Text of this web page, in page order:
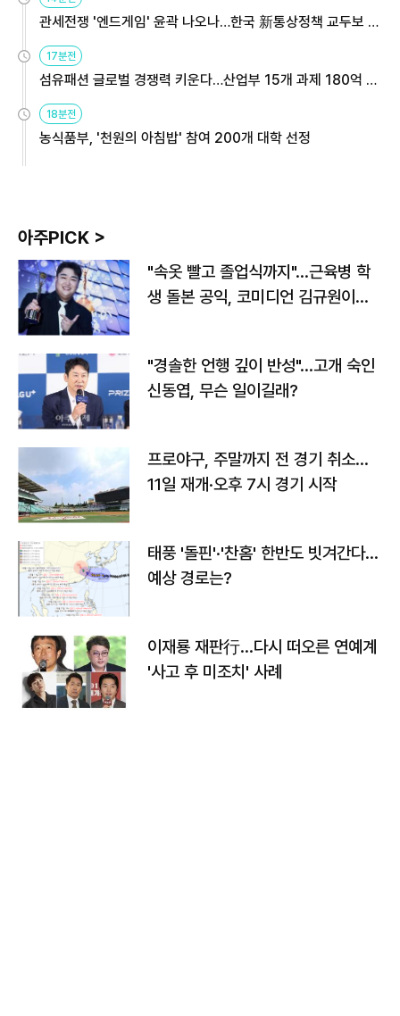
관세전쟁 '엔드게임' 윤곽 나오나…한국 新통상정책 교두보 활
17분전
섬유패션 글로벌 경쟁력 키운다…산업부 15개 과제 180억 지
18분전
농식품부, '천원의 아침밥' 참여 200개 대학 선정
아주PICK >
"속옷 빨고 졸업식까지"…근육병 학
생 돌본 공익, 코미디언 김규원이었
"경솔한 언행 깊이 반성"…고개 숙인
신동엽, 무슨 일이길래?
프로야구, 주말까지 전 경기 취소…
11일 재개·오후 7시 경기 시작
태풍 '돌핀'·'찬홈' 한반도 빗겨간다…
예상 경로는?
이재룡 재판行…다시 떠오른 연예계
'사고 후 미조치' 사례